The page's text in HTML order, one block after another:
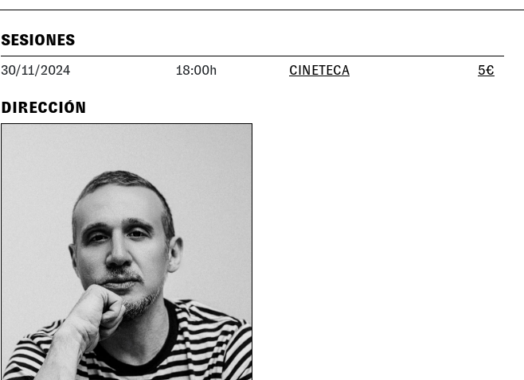
SESIONES
30/11/2024 18:00h CINETECA 5€
DIRECCIÓN